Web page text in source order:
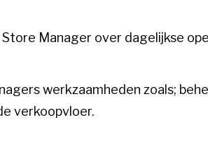
Manager over dagelijkse
werkzaamheden zoals;
verkoopvloer.